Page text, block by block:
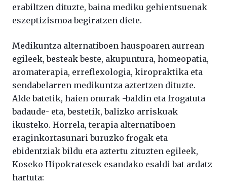
erabiltzen dituzte, baina mediku gehientsuenak
eszeptizismoa begiratzen diete.
Medikuntza alternatiboen hauspoaren aurrean
egileek, besteak beste, akupuntura, homeopatia,
aromaterapia, erreflexologia, kiropraktika eta
sendabelarren medikuntza aztertzen dituzte.
Alde batetik, haien onurak -baldin eta frogatuta
badaude- eta, bestetik, balizko arriskuak
ikusteko. Horrela, terapia alternatiboen
eraginkortasunari buruzko frogak eta
ebidentziak bildu eta aztertu zituzten egileek,
Koseko Hipokratesek esandako esaldi bat ardatz
hartuta: